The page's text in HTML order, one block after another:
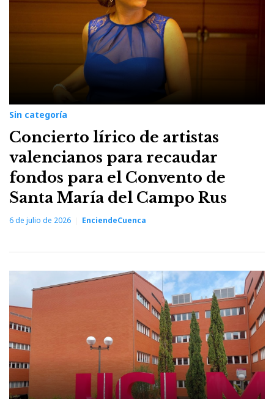
Sin categoría
Concierto lírico de artistas
valencianos para recaudar
fondos para el Convento de
Santa María del Campo Rus
6 de julio de 2026 EnciendeCuenca